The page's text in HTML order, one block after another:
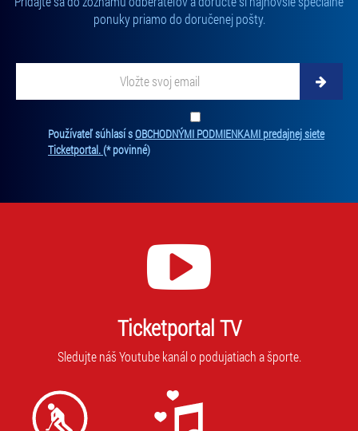
ponuky priamo do doručenej pošty.
Používateľ súhlasí sOBCHODNÝMI PODMIENKAMI predajnej siete
Ticketportal.(* povinné)
Ticketportal TV
Sledujte náš Youtube kanál o podujatiach a športe.